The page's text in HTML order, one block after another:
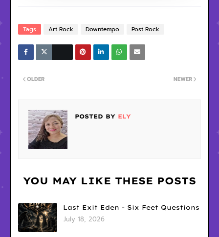
Tags Art Rock Downtempo Post Rock
NEWER
OLDER
POSTED BY ELY
YOU MAY LIKE THESE POSTS
Last Exit Eden - Six Feet Questions
July 18, 2026